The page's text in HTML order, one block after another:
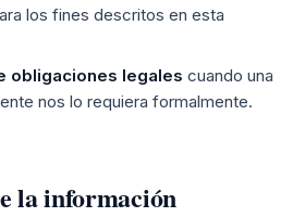
los fines descritos en esta
obligaciones legales cuando una
nos lo requiera formalmente.
la información